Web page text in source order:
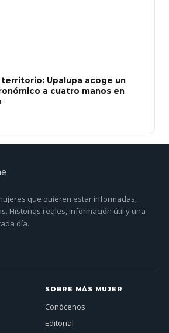
territorio: Upalupa acoge un
a cuatro manos en
que quieren estar informadas,
Historias reales, información útil y una
día.
SOBRE MÁS MUJER
Conócenos
Editorial